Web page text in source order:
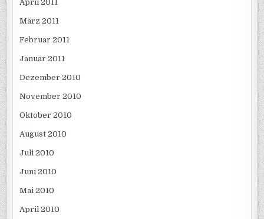
April 2011
März 2011
Februar 2011
Januar 2011
Dezember 2010
November 2010
Oktober 2010
August 2010
Juli 2010
Juni 2010
Mai 2010
April 2010